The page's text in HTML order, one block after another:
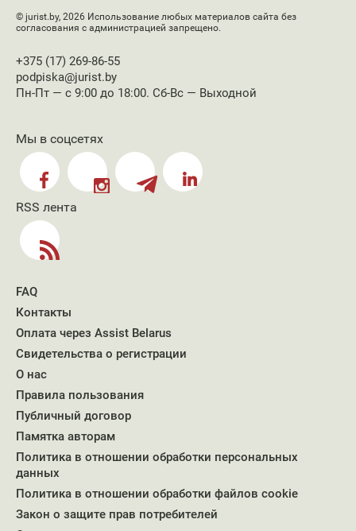
© jurist.by, 2026 Использование любых материалов сайта без
согласования с администрацией запрещено.
+375 (17) 269-86-55
podpiska@jurist.by
Пн-Пт — с 9:00 до 18:00. Сб-Вс — Выходной
Мы в соцсетях
RSS лента
FAQ
Контакты
Оплата через Assist Belarus
Свидетельства о регистрации
О нас
Правила пользования
Публичный договор
Памятка авторам
Политика в отношении обработки персональных
данных
Политика в отношении обработки файлов cookie
Закон о защите прав потребителей